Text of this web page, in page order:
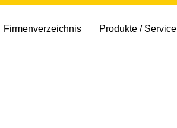
Firmenverzeichnis Produkte / Service